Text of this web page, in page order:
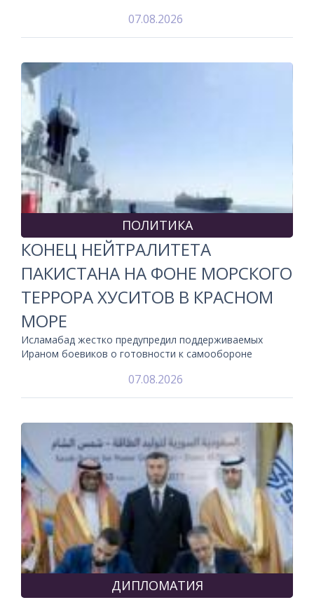
07.08.2026
ПОЛИТИКА
КОНЕЦ НЕЙТРАЛИТЕТА
ПАКИСТАНА НА ФОНЕ МОРСКОГО
ТЕРРОРА ХУСИТОВ В КРАСНОМ
МОРЕ
Исламабад жестко предупредил поддерживаемых
Ираном боевиков о готовности к самообороне
07.08.2026
ДИПЛОМАТИЯ